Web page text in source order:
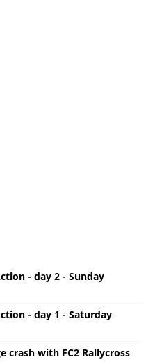
- day 2 - Sunday
- day 1 - Saturday
crash with FC2 Rallycross